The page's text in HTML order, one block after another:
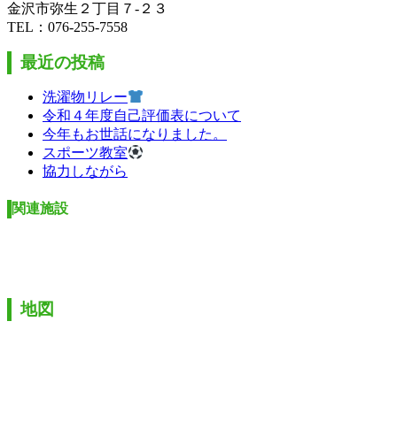
金沢市弥生２丁目７-２３
TEL：076-255-7558
最近の投稿
洗濯物リレー
令和４年度自己評価表について
今年もお世話になりました。
スポーツ教室
協力しながら
関連施設
地図